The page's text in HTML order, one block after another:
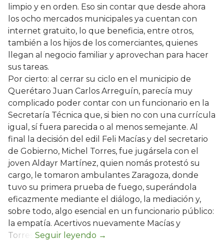
limpio y en orden. Eso sin contar que desde ahora
los ocho mercados municipales ya cuentan con
internet gratuito, lo que beneficia, entre otros,
también a los hijos de los comerciantes, quienes
llegan al negocio familiar y aprovechan para hacer
sus tareas.
Por cierto: al cerrar su ciclo en el municipio de
Querétaro Juan Carlos Arreguín, parecía muy
complicado poder contar con un funcionario en la
Secretaría Técnica que, si bien no con una currícula
igual, sí fuera parecida o al menos semejante. Al
final la decisión del edil Feli Macías y del secretario
de Gobierno, Michel Torres, fue jugársela con el
joven Aldayr Martínez, quien nomás protestó su
cargo, le tomaron ambulantes Zaragoza, donde
tuvo su primera prueba de fuego, superándola
eficazmente mediante el diálogo, la mediación y,
sobre todo, algo esencial en un funcionario público:
la empatía. Acertivos nuevamente Macías y
Torres.